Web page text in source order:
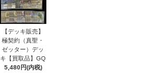
【デッキ販売】
極契約（真聖・
ゼッター）デッ
キ【買取品】GQ
5,480円(内税)